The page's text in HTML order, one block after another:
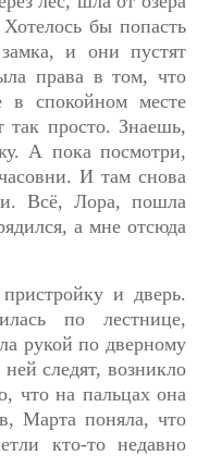
бы попасть
и они пустят
права в том, что
в спокойном месте
так просто. Знаешь,
А пока посмотри,
И там снова
Всё, Лора, пошла
а мне отсюда
и дверь.
по лестнице,
рукой по дверному
следят, возникло
что на пальцах она
Марта поняла, что
кто-то недавно